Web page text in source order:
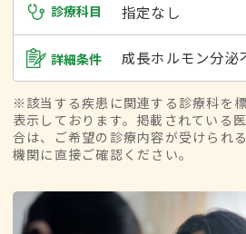
診療科目 指定なし
詳細条件
※該当する疾患に関連する診療科を
表示しております。掲載されている
合は、ご希望の診療内容が受けられ
機関に直接ご確認ください。